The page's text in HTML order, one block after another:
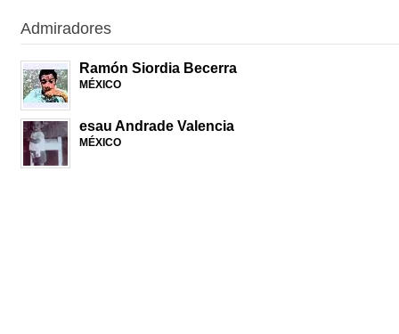
Admiradores
Ramón Siordia Becerra
MÉXICO
esau Andrade Valencia
MÉXICO